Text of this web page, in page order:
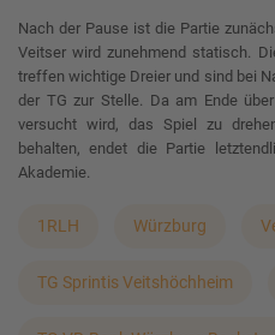
Nach der Pause ist die Partie
Veitser wird zunehmend statisch.
treffen wichtige Dreier und sind bei
der TG zur Stelle. Da am Ende
versucht wird, das Spiel zu
behalten, endet die Partie
Akademie.
1RLH Würzburg
TG Sprintis Veitshöchheim